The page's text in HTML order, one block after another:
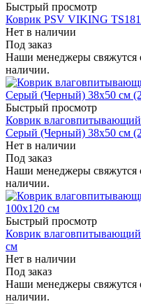
Быстрый просмотр
Коврик PSV VIKING
Нет в наличии
Под заказ
Наши менеджеры свяжутся
наличии.
Быстрый просмотр
Коврик
Серый (Черный) 38х50 см
Нет в наличии
Под заказ
Наши менеджеры свяжутся
наличии.
Быстрый просмотр
Коврик
см
Нет в наличии
Под заказ
Наши менеджеры свяжутся
наличии.